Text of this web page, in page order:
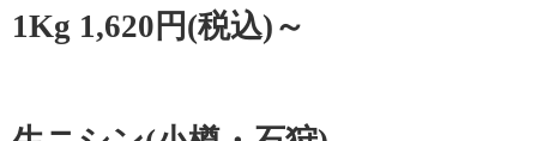
1Kg 1,620円(税込)～